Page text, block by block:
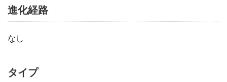
進化経路
なし
タイプ